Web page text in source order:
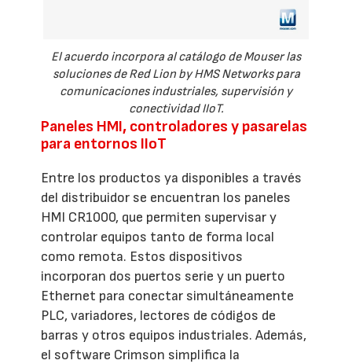
El acuerdo incorpora al catálogo de Mouser las
soluciones de Red Lion by HMS Networks para
comunicaciones industriales, supervisión y
conectividad IIoT.
Paneles HMI, controladores y pasarelas
para entornos IIoT
Entre los productos ya disponibles a través
del distribuidor se encuentran los paneles
HMI CR1000, que permiten supervisar y
controlar equipos tanto de forma local
como remota. Estos dispositivos
incorporan dos puertos serie y un puerto
Ethernet para conectar simultáneamente
PLC, variadores, lectores de códigos de
barras y otros equipos industriales. Además,
el software Crimson simplifica la